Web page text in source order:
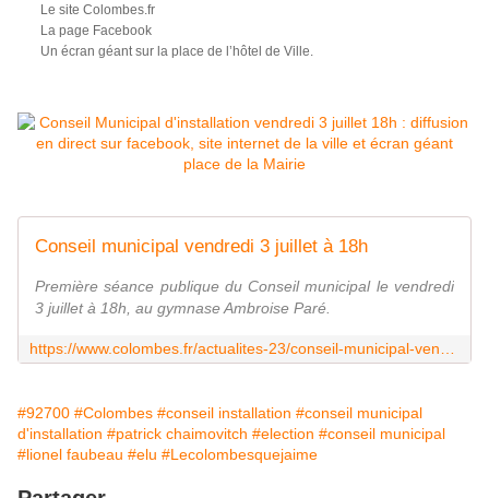
Le site Colombes.fr
La page Facebook
Un écran géant sur la place de l’hôtel de Ville.
Conseil municipal vendredi 3 juillet à 18h
Première séance publique du Conseil municipal le vendredi
3 juillet à 18h, au gymnase Ambroise Paré.
#92700 #Colombes #conseil installation #conseil municipal
d'installation #patrick chaimovitch #election #conseil municipal
#lionel faubeau #elu #Lecolombesquejaime